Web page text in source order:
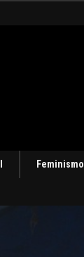
Feminismo